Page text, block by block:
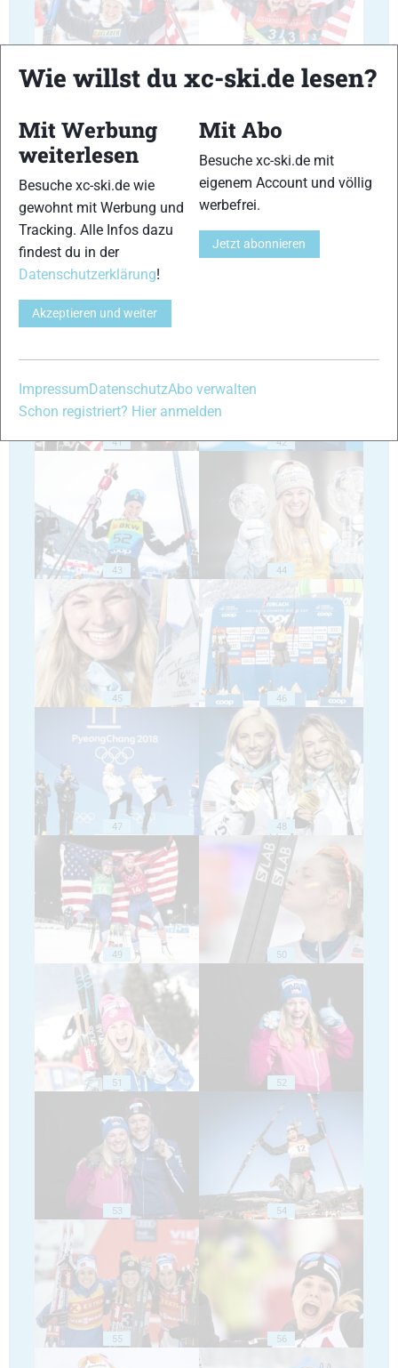
37 38
39
41 42
43 44
45 46
47 48
49 50
51 52
53 54
55 56
Wie willst du xc-ski.de lesen?
Mit Werbung
weiterlesen
Besuche xc-ski.de wie
gewohnt mit Werbung und
Tracking. Alle Infos dazu
findest du in der
Datenschutzerklärung!
Akzeptieren und weiter
Mit Abo
Besuche xc-ski.de mit
eigenem Account und völlig
werbefrei.
Jetzt abonnieren
ImpressumDatenschutzAbo verwalten
Schon registriert? Hier anmelden